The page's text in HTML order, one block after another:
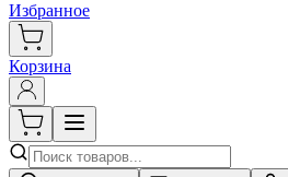
Избранное
Корзина